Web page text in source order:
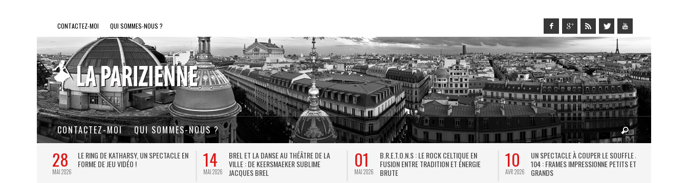
CONTACTEZ-MOI QUI SOMMES-NOUS ?
CONTACTEZ-MOI QUI SOMMES-NOUS ?
28
MAI 2026
LE RING DE KATHARSY, UN SPECTACLE EN
FORME DE JEU VIDÉO !
14
MAI 2026
BREL ET LA DANSE AU THÉÂTRE DE LA
VILLE : DE KEERSMAEKER SUBLIME
JACQUES BREL
01
MAI 2026
B.R.E.T.O.N.S : LE ROCK CELTIQUE EN
FUSION ENTRE TRADITION ET ÉNERGIE
BRUTE
10
AVR 2026
UN SPECTACLE À COUPER LE SOUFFLE AU
104 : FRAMES IMPRESSIONNE PETITS ET
GRANDS